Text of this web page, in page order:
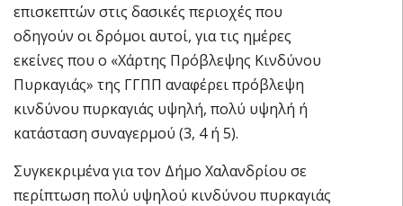
επισκεπτών στις δασικές περιοχές που
οδηγούν οι δρόμοι αυτοί, για τις ημέρες
εκείνες που ο «Χάρτης Πρόβλεψης Κινδύνου
Πυρκαγιάς» της ΓΓΠΠ αναφέρει πρόβλεψη
κινδύνου πυρκαγιάς υψηλή, πολύ υψηλή ή
κατάσταση συναγερμού (3, 4 ή 5).
Συγκεκριμένα για τον Δήμο Χαλανδρίου σε
περίπτωση πολύ υψηλού κινδύνου πυρκαγιάς